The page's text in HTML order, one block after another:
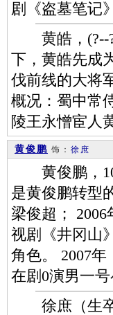
剧《盗墓笔
黄皓，(?--?)
下，黄皓先成
伐前线的大将
概况：蜀中常
陵王永憎宦
黄俊鹏 饰： 徐庶
黄俊鹏，10
是黄俊鹏转型
梁俊超；
视剧《井冈山
角色。 2007
在剧0演男一
徐庶（生卒